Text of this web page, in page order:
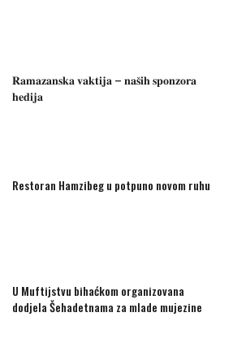
𝐑𝐚𝐦𝐚𝐳𝐚𝐧𝐬𝐤𝐚 𝐯𝐚𝐤𝐭𝐢𝐣𝐚 – 𝐧𝐚𝐬̌𝐢𝐡 𝐬𝐩𝐨𝐧𝐳𝐨𝐫𝐚
𝐡𝐞𝐝𝐢𝐣𝐚
Restoran Hamzibeg u potpuno novom ruhu
U Muftijstvu bihaćkom organizovana
dodjela Šehadetnama za mlade mujezine